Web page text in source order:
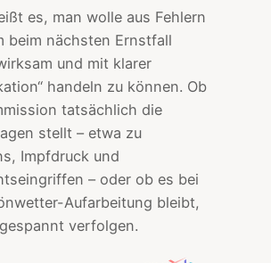
es, man wolle aus Fehlern
beim nächsten Ernstfall
und mit klarer
handeln zu können. Ob
tatsächlich die
stellt – etwa zu
Impfdruck und
– oder ob es bei
Aufarbeitung bleibt,
verfolgen.